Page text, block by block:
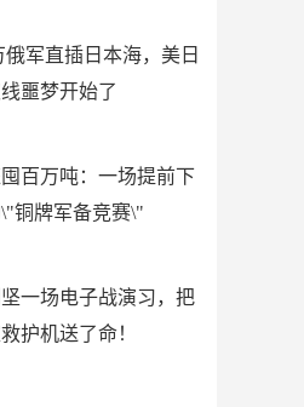
俄军直插日本海，美日
噩梦开始了
百万吨：一场提前下
铜牌军备竞赛\"
一场电子战演习，把
护机送了命！